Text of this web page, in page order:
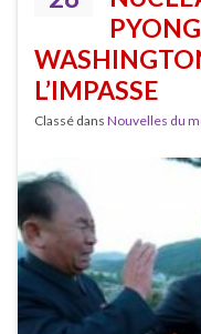
L’IMPASSE
Classé dans Nouvelles du